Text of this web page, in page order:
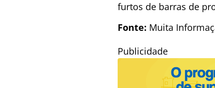
furtos de barras de
Fonte: Muita
Publicidade